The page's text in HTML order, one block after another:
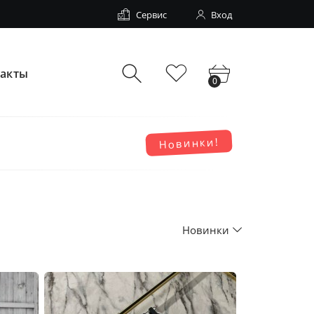
Сервис Вход
0
Новинки!
Новинки